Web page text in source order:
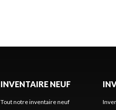
INVENTAIRE NEUF
Tout notre inventaire neuf